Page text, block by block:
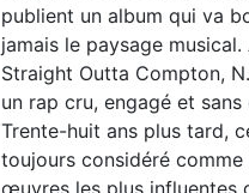
publient un album qui va
jamais le paysage musical.
Straight Outta Compton,
un rap cru, engagé et sans
Trente-huit ans plus tard,
toujours considéré comme
œuvres les plus influentes